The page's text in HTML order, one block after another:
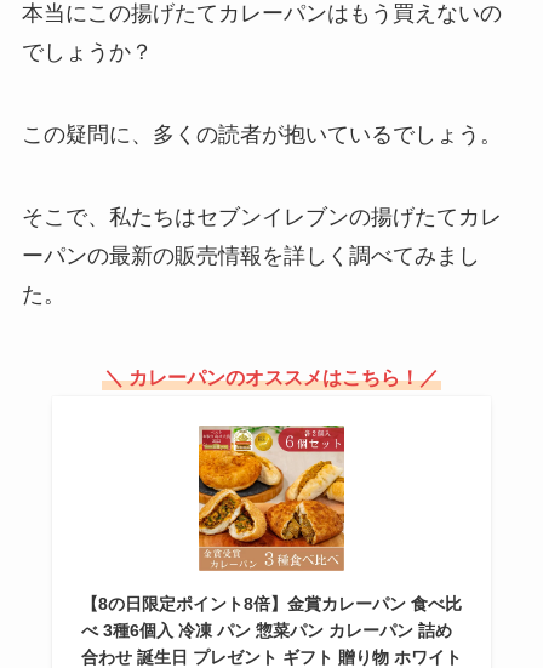
シーラカンスモナカはどこで売っ
てる？催事でも買える？賞味期限
堅パン どこで買える？ドンキでの
とびこはスーパーで売ってない？
業務スーパーで買える？代用品や
価格を調査！
本当にこの揚げたてカレーパンはもう買えないの
でしょうか？
この疑問に、多くの読者が抱いているでしょう。
そこで、私たちはセブンイレブンの揚げたてカレ
ーパンの最新の販売情報を詳しく調べてみまし
た。
＼ カレーパンのオススメはこちら！／
【8の日限定ポイント8倍】金賞カレーパン 食べ比
べ 3種6個入 冷凍 パン 惣菜パン カレーパン 詰め
合わせ 誕生日 プレゼント ギフト 贈り物 ホワイト